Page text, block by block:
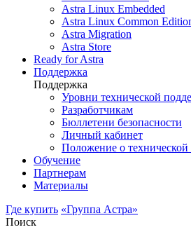
Astra Linux Embedded
Astra Linux Common
Astra Migration
Astra Store
Ready for Astra
Поддержка
Поддержка
Уровни технической
Разработчикам
Бюллетени безопасности
Личный кабинет
Положение о
Обучение
Партнерам
Материалы
Где купить «Группa Астра»
Поиск